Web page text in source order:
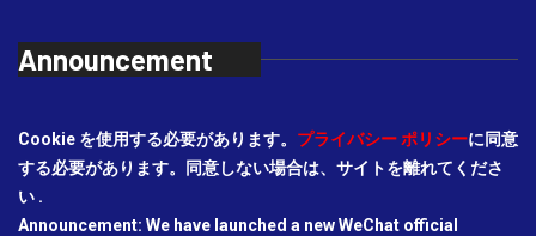
Announcement
Cookie を使用する必要があります。 プライバシー ポリシーに同意
する必要があります。同意しない場合は、サイトを離れてくださ
い .
Announcement: We have launched a new WeChat official